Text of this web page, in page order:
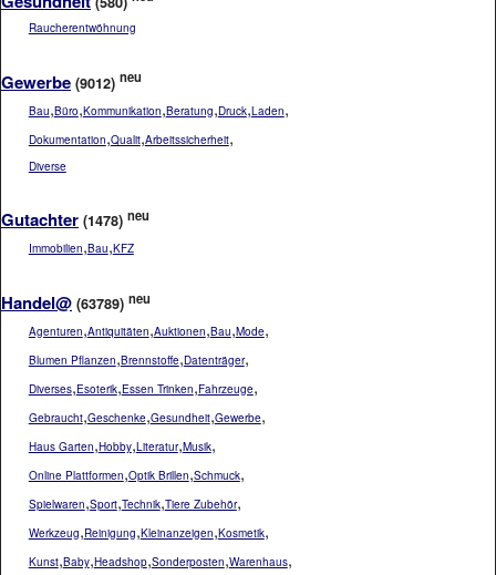
Raucherentwöhnung
Gewerbe (9012) neu
Bau,Büro,Kommunikation,Beratung,Druck,Laden,
Dokumentation,Qualit,Arbeitssicherheit,
Diverse
Gutachter (1478) neu
Immobilien,Bau,KFZ
Handel@ (63789) neu
Agenturen,Antiquitäten,Auktionen,Bau,Mode,
Blumen Pflanzen,Brennstoffe,Datenträger,
Diverses,Esoterik,Essen Trinken,Fahrzeuge,
Gebraucht,Geschenke,Gesundheit,Gewerbe,
Haus Garten,Hobby,Literatur,Musik,
Online Plattformen,Optik Brillen,Schmuck,
Spielwaren,Sport,Technik,Tiere Zubehör,
Werkzeug,Reinigung,Kleinanzeigen,Kosmetik,
Kunst,Baby,Headshop,Sonderposten,Warenhaus,